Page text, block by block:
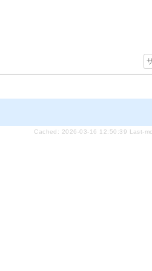
Cached: 2026-03-16 12:50:39 Last-